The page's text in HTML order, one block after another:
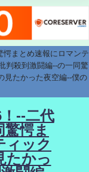
愕まとめ速報にロマンテ
判殺到激闘編--の一同驚
見たかった夜空編--僕の
--二代
驚愕ま
ィック
たかっ